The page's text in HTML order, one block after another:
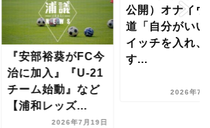
『安部裕葵がFC今
治に加入』『U-21
チーム始動』など
【浦和レッズ...
2026年7月19日
公開）オナイウ
道「自分がいい
イッチを入れ、
す...
2026年7